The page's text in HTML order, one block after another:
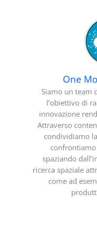
One
Siamo un team
l’obiettivo di
innovazione
Attraverso
condividiamo
spaziando
ricerca spaziale
come ad